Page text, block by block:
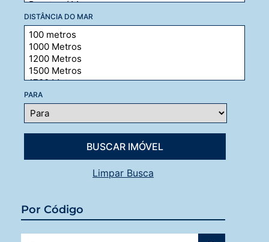
DISTÂNCIA DO MAR
PARA
Limpar Busca
Por Código